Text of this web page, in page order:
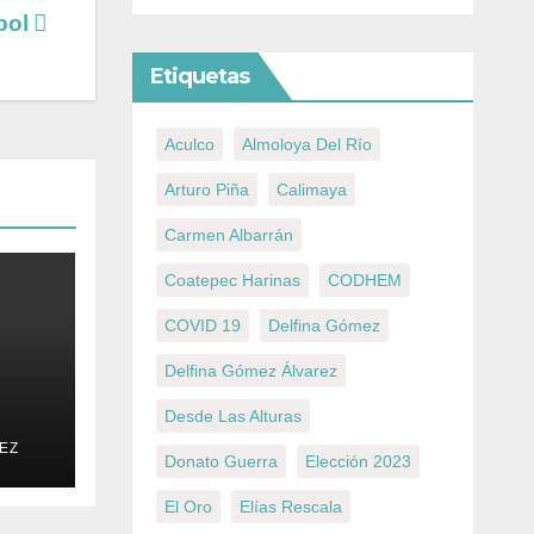
Etiquetas
Aculco Almoloya Del Río
Arturo Piña Calimaya
Carmen Albarrán
Coatepec Harinas CODHEM
COVID 19 Delfina Gómez
Delfina Gómez Álvarez
Desde Las Alturas
Donato Guerra Elección 2023
El Oro Elías Rescala